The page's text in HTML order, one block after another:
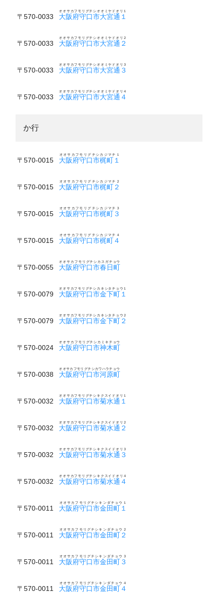
〒570-0033 大阪府守口市大宮通１
オオサカフモリグチシオオミヤドオリ１
〒570-0033 大阪府守口市大宮通２
オオサカフモリグチシオオミヤドオリ２
〒570-0033 大阪府守口市大宮通３
オオサカフモリグチシオオミヤドオリ３
〒570-0033 大阪府守口市大宮通４
オオサカフモリグチシオオミヤドオリ４
か行
〒570-0015 大阪府守口市梶町１
オオサカフモリグチシカジマチ１
〒570-0015 大阪府守口市梶町２
オオサカフモリグチシカジマチ２
〒570-0015 大阪府守口市梶町３
オオサカフモリグチシカジマチ３
〒570-0015 大阪府守口市梶町４
オオサカフモリグチシカジマチ４
〒570-0055 大阪府守口市春日町
オオサカフモリグチシカスガチョウ
〒570-0079 大阪府守口市金下町１
オオサカフモリグチシカネシタチョウ１
〒570-0079 大阪府守口市金下町２
オオサカフモリグチシカネシタチョウ２
〒570-0024 大阪府守口市神木町
オオサカフモリグチシカミキチョウ
〒570-0038 大阪府守口市河原町
オオサカフモリグチシカワハラチョウ
〒570-0032 大阪府守口市菊水通１
オオサカフモリグチシキクスイドオリ１
〒570-0032 大阪府守口市菊水通２
オオサカフモリグチシキクスイドオリ２
〒570-0032 大阪府守口市菊水通３
オオサカフモリグチシキクスイドオリ３
〒570-0032 大阪府守口市菊水通４
オオサカフモリグチシキクスイドオリ４
〒570-0011 大阪府守口市金田町１
オオサカフモリグチシキンダチョウ１
〒570-0011 大阪府守口市金田町２
オオサカフモリグチシキンダチョウ２
〒570-0011 大阪府守口市金田町３
オオサカフモリグチシキンダチョウ３
〒570-0011 大阪府守口市金田町４
オオサカフモリグチシキンダチョウ４